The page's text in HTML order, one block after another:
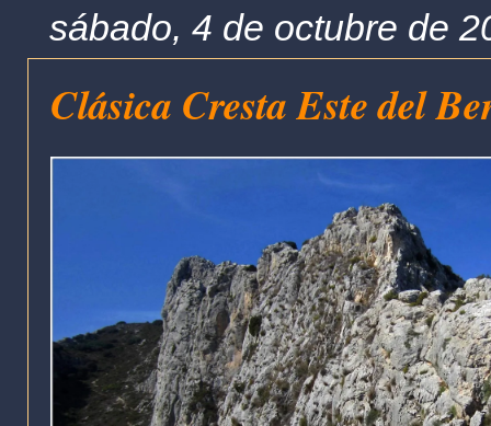
sábado, 4 de octubre de
Clásica Cresta Este del